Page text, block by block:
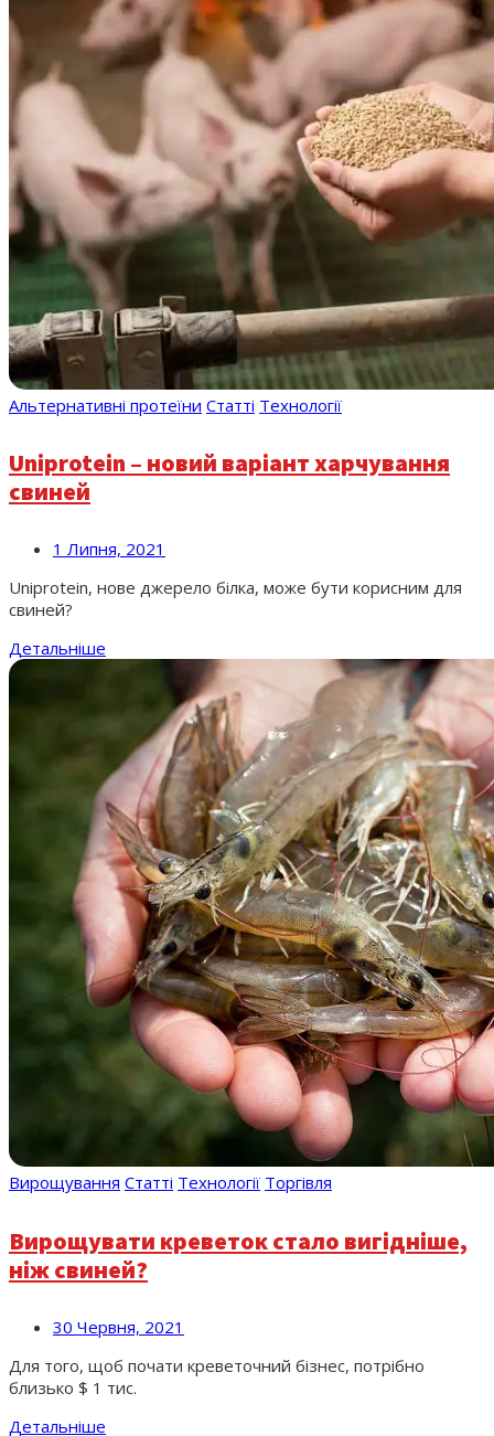
Альтернативні протеїни Статті Технології
Uniprotein – новий варіант харчування
свиней
1 Липня, 2021
Uniprotein, нове джерело білка, може бути корисним для
свиней?
Детальніше
Вирощування Статті Технології Торгівля
Вирощувати креветок стало вигідніше,
ніж свиней?
30 Червня, 2021
Для того, щоб почати креветочний бізнес, потрібно
близько $ 1 тис.
Детальніше